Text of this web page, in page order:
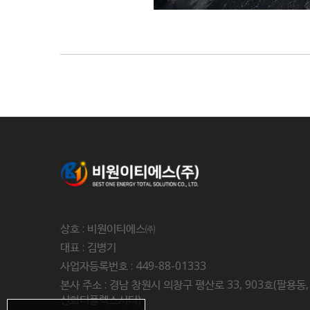
상호 : 비원이티에스㈜
대표 : 김병기
사업자등록번호 : 449-88-01333
본사 주소 : 경남 창원시 의창구 평산로 33, 903호(팔용동,
신화더플렉스시티)